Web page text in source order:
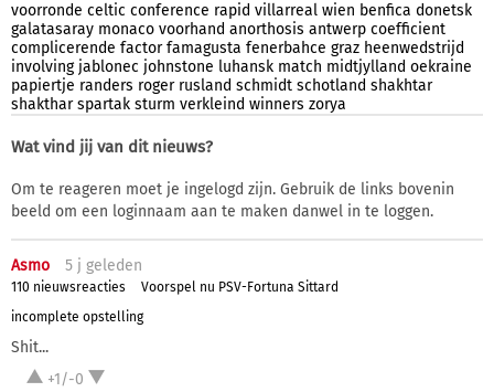
voorronde celtic conference rapid villarreal wien benfica donetsk
galatasaray monaco voorhand anorthosis antwerp coefficient
complicerende factor famagusta fenerbahce graz heenwedstrijd
involving jablonec johnstone luhansk match midtjylland oekraine
papiertje randers roger rusland schmidt schotland shakhtar
shakthar spartak sturm verkleind winners zorya
Wat vind jij van dit nieuws?
Om te reageren moet je ingelogd zijn. Gebruik de links bovenin
beeld om een loginnaam aan te maken danwel in te loggen.
Asmo 5 j geleden
110 nieuwsreacties
Voorspel nu PSV-Fortuna Sittard
incomplete opstelling
Shit...
+1/-0